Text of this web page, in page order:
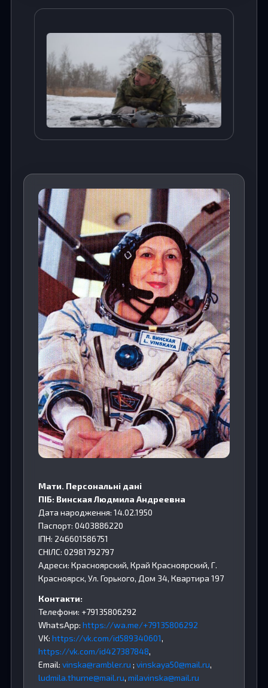
Мати. Персональні дані
ПІБ: Винская Людмила Андреевна
Дата народження: 14.02.1950
Паспорт: 0403886220
ІПН: 246601586751
СНІЛС: 02981792797
Адреси: Красноярский, Край Красноярский, Г.
Красноярск, Ул. Горького, Дом 34, Квартира 197
Контакти:
Телефони: +79135806292
WhatsApp: https://wa.me/+79135806292
VK: https://vk.com/id589340601,
https://vk.com/id427387848,
Email: vinska@rambler.ru ; vinskaya50@mail.ru,
ludmila.thurne@mail.ru, milavinska@mail.ru